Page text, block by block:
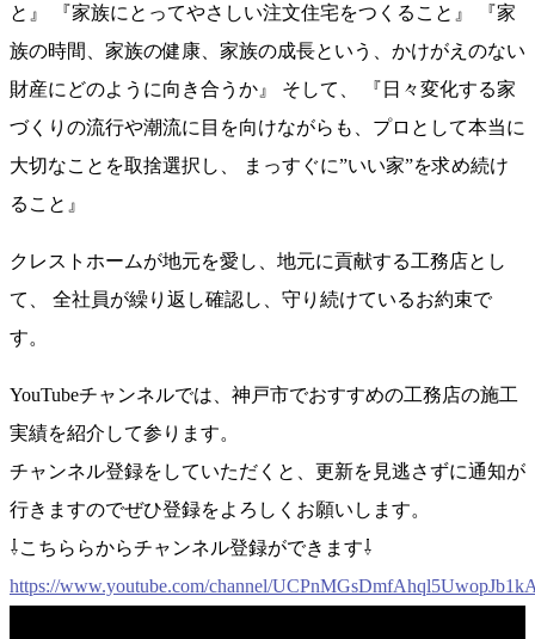
と』 『家族にとってやさしい注文住宅をつくること』 『家
族の時間、家族の健康、家族の成長という、かけがえのない
財産にどのように向き合うか』 そして、 『日々変化する家
づくりの流行や潮流に目を向けながらも、プロとして本当に
大切なことを取捨選択し、 まっすぐに”いい家”を求め続け
ること』
クレストホームが地元を愛し、地元に貢献する工務店とし
て、 全社員が繰り返し確認し、守り続けているお約束で
す。
YouTubeチャンネルでは、神戸市でおすすめの工務店の施工
実績を紹介して参ります。
チャンネル登録をしていただくと、更新を見逃さずに通知が
行きますのでぜひ登録をよろしくお願いします。
⇩こちららからチャンネル登録ができます⇩
https://www.youtube.com/channel/